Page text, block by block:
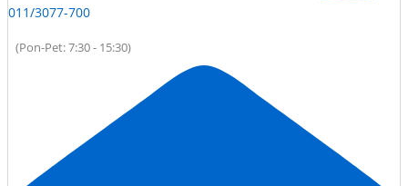
011/3077-700
(Pon-Pet: 7:30 - 15:30)